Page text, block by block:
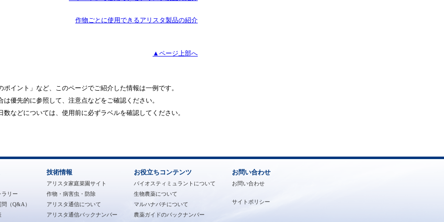
作物ごとに使用できるアリスタ製品の紹介
▲ページ上部へ
イント」など、このページでご紹介した情報は一例です。
優先的に参照して、注意点などをご確認ください。
などについては、使用前に必ずラベルを確認してください。
ラリー
（Q&A）
技術情報
アリスタ家庭菜園サイト
作物・病害虫・防除
アリスタ通信について
アリスタ通信バックナンバー
お役立ちコンテンツ
バイオスティミュラントについて
生物農薬について
マルハナバチについて
農薬ガイドのバックナンバー
お問い合わせ
お問い合わせ
サイトポリシー